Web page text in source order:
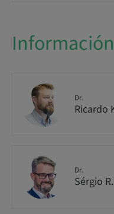
Dr.
Ricardo
Dr.
Sérgio